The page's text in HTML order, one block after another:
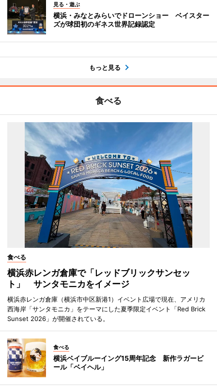
見る・遊ぶ
横浜・みなとみらいでドローンショー ベイスター
ズが球団初のギネス世界記録認定
もっと見る
食べる
食べる
横浜赤レンガ倉庫で「レッドブリックサンセッ
ト」 サンタモニカをイメージ
横浜赤レンガ倉庫（横浜市中区新港1）イベント広場で現在、アメリカ
西海岸「サンタモニカ」をテーマにした夏季限定イベント「Red Brick
Sunset 2026」が開催されている。
食べる
横浜ベイブルーイング15周年記念 新作ラガービ
ール「ベイヘル」